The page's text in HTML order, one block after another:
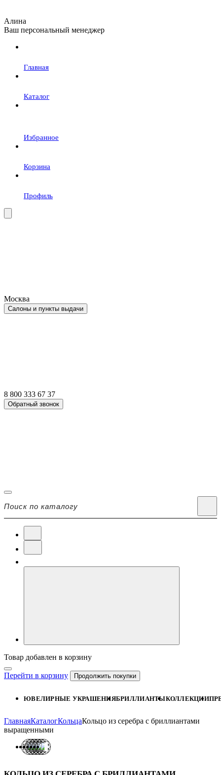
Алина
Ваш персональный менеджер
Главная
Каталог
Избранное
Корзина
Профиль
Москва
Салоны и пункты выдачи
8 800 333 67 37
Обратный звонок
Товар добавлен в корзину
Перейти в корзину Продолжить покупки
ЮВЕЛИРНЫЕ УКРАШЕНИЯБРИЛЛИАНТЫКОЛЛЕКЦИИ
ГлавнаяКаталогКольцаКольцо из серебра с бриллиантами
выращенными